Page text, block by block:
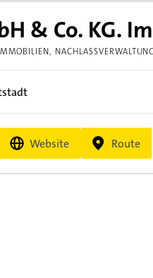
& Co. KG.
Website Route